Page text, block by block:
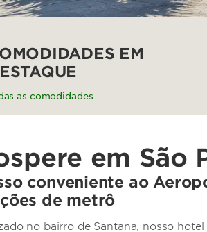
EM
as comodidades
em São
conveniente ao
de metrô
no bairro de Santana, nosso